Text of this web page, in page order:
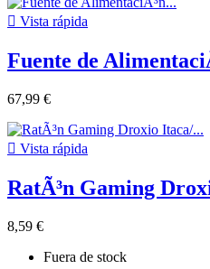
 Vista rápida
Fuente de
67,99 €
 Vista rápida
RatÃ³n Gaming
8,59 €
Fuera de stock